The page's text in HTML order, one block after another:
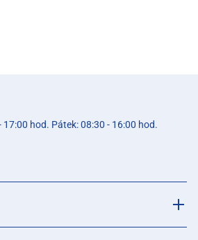
17:00 hod. Pátek: 08:30 - 16:00 hod.